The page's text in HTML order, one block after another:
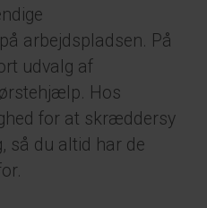
arbejdspladsen. På
udvalg af
Hos
for at skræddersy
så du altid har de